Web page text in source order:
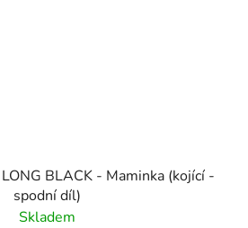
BLACK - Maminka (kojící -
spodní díl)
Skladem